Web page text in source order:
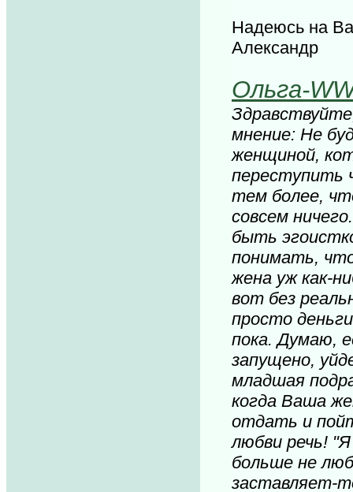
Надеюсь на
Александр
Ольга-
мнение: Не
женщиной,
переступить
тем более,
совсем
быть
понимать,
жена уж как-
вот без
просто
пока. Думаю,
запущено,
младшая
когда Ваша
отдать и
любви речь!
больше не
заставляет-